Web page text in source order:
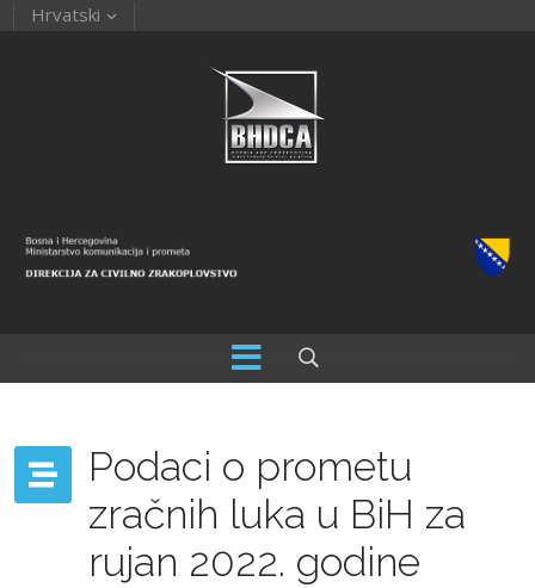
Hrvatski
Podaci o prometu
zračnih luka u BiH za
rujan 2022. godine